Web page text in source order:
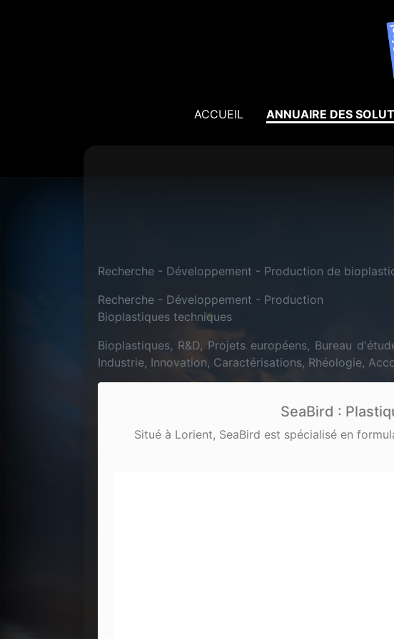
ACCUEIL ANNUAIRE DES
Recherche - Développement - Production de
Recherche - Développement - Production
Bioplastiques techniques
Bioplastiques, R&D, Projets européens, Bureau
Industrie, Innovation, Caractérisations, Rhéologie,
SeaBird :
Situé à Lorient, SeaBird est spécialisé en